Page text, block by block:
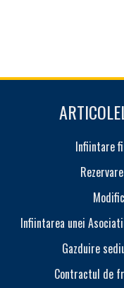
Infiintare
Gazduire
Contractul de